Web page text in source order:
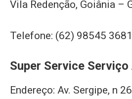
Vila Redenção, Goiânia –
Telefone: (62) 98545 3681
Super Service
Endereço: Av. Sergipe, n